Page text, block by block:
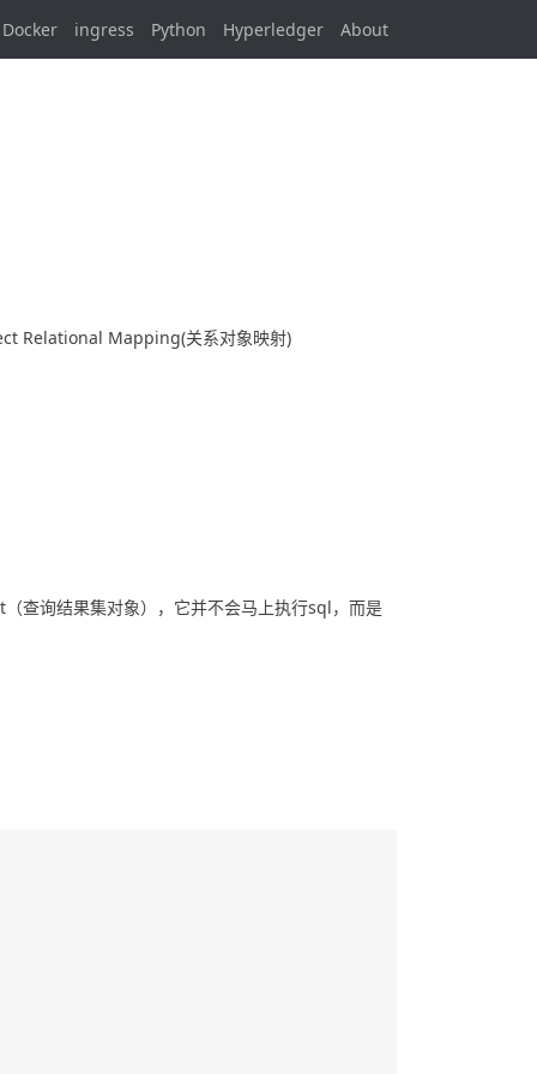
Docker ingress Python Hyperledger About
Relational Mapping(关系对象映射)
查询结果集对象），它并不会马上执行sql，而是